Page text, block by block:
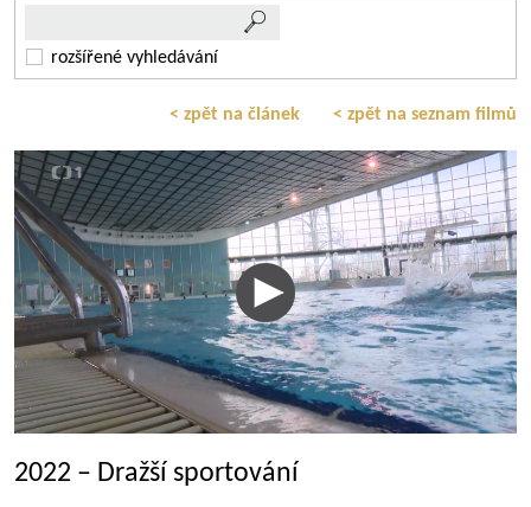
rozšířené vyhledávání
< zpět na článek < zpět na seznam filmů
2022 – Dražší sportování